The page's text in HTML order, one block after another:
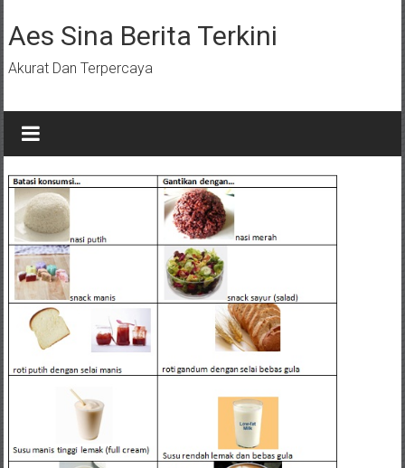
ke
konten
Aes Sina Berita Terkini
Akurat Dan Terpercaya